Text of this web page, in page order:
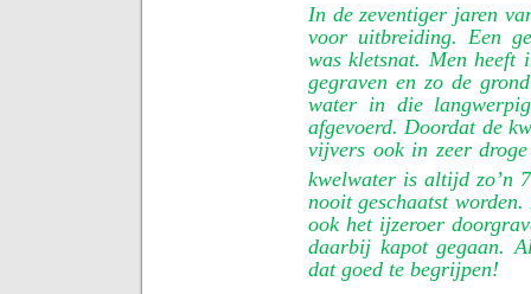
In de zeventiger jaren
voor uitbreiding. Een
was kletsnat. Men
gegraven en zo de
water in die
afgevoerd. Doordat de
vijvers ook in zeer
kwelwater is altijd zo’n
nooit geschaatst
ook het ijzeroer
daarbij kapot gegaan.
dat goed te begrijpen!